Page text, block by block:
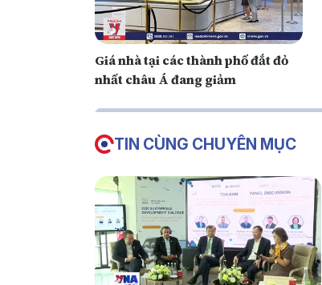
Giá nhà tại các thành phố đắt đỏ
nhất châu Á đang giảm
TIN CÙNG CHUYÊN MỤC